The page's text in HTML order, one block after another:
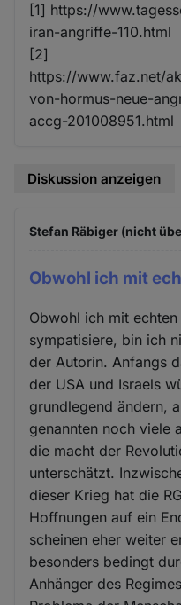
[1] https://
iran-angriffe-110.html
[2]
https://www.faz.net/
von-hormus-neue-
accg-201008951.html
Diskussion anzeigen
Stefan Räbiger (nicht
Obwohl ich mit
Obwohl ich mit
sympatisiere, bin ich
der Autorin. Anfangs
der USA und Israels
grundlegend ändern,
genannten noch viele
die macht der
unterschätzt.
dieser Krieg hat die
Hoffnungen auf ein
scheinen eher weiter
besonders bedingt
Anhänger des